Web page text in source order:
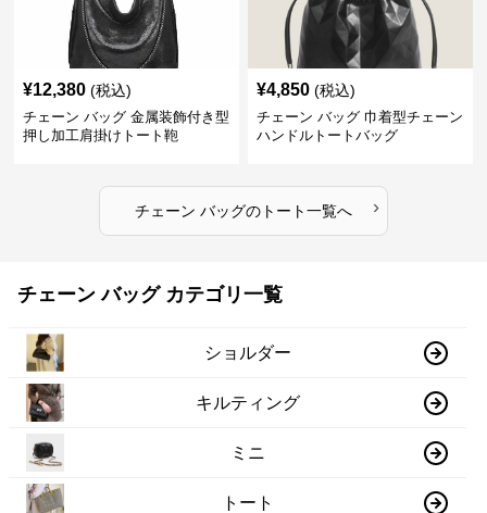
¥12,380 (税込)
チェーン バッグ 金属装飾付き型
押し加工肩掛けトート鞄
¥4,850 (税込)
チェーン バッグ 巾着型チェーン
ハンドルトートバッグ
チェーン バッグのトート一覧へ ›
チェーン バッグ カテゴリ一覧
ショルダー
キルティング
ミニ
トート